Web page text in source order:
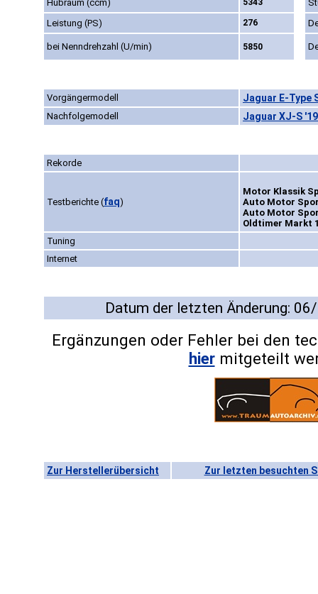
Hubraum (ccm)
5343
Leistung (PS)
276
bei Nenndrehzahl (U/min) 5850
Vorgängermodell Jaguar E-Type
Nachfolgemodell Jaguar XJ-S
Rekorde
Testberichte (faq)
Motor Klassik
Auto Motor
Auto Motor
Oldtimer Markt
Tuning
Internet
Datum der letzten Änderung:
Ergänzungen oder Fehler bei den
hiermitgeteilt
Zur Herstellerübersicht Zur letzten besuchten